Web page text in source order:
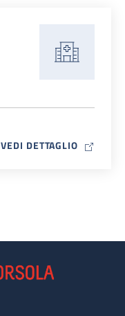
VEDI DETTAGLIO MAP ICON